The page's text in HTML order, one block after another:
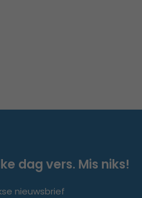
dag vers. Mis niks!
nieuwsbrief